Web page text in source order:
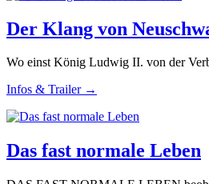
Der Klang von
Wo einst König Ludwig II. von der
Infos & Trailer →
Das fast normale Leben